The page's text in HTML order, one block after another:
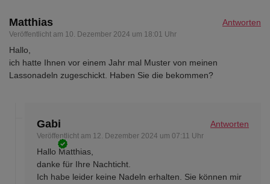
Matthias
Veröffentlicht am 10. Dezember 2024 um 18:01 Uhr
Antworten
Hallo,
ich hatte Ihnen vor einem Jahr mal Muster von meinen
Lassonadeln zugeschickt. Haben Sie die bekommen?
Gabi
Veröffentlicht am 12. Dezember 2024 um 07:11 Uhr
Antworten
Hallo Matthias,
danke für Ihre Nachticht.
Ich habe leider keine Nadeln erhalten. Sie können mir